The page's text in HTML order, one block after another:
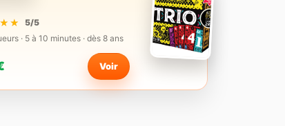
5/5
· 5 à 10 minutes · dès 8 ans
Voir